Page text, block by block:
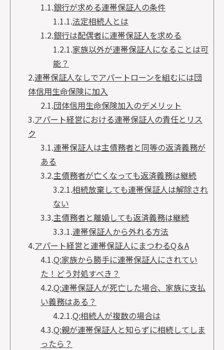
1.1.銀行が求める連帯保証人の条件
1.1.1.法定相続人とは
1.2.銀行は配偶者に連帯保証人を求める
1.2.1.家族以外が連帯保証人になることは可
能？
2.連帯保証人なしでアパートローンを組むには団
体信用生命保険に加入
2.1.団体信用生命保険加入のデメリット
3.アパート経営における連帯保証人の責任とリス
ク
3.1.連帯保証人は主債務者と同等の返済義務が
ある
3.2.主債務者が亡くなっても返済義務は継続
3.2.1.相続放棄しても連帯保証人は解除され
ない
3.3.主債務者と離婚しても返済義務は継続
3.3.1.連帯保証人から外れる方法
4.アパート経営と連帯保証人にまつわるQ＆A
4.1.Q:家族から勝手に連帯保証人にされてい
た！どう対処すべき？
4.2.Q:連帯保証人が死亡した場合、家族に支払
い義務はある？
4.2.1.Q:相続人が複数の場合は
4.3.Q:親が連帯保証人と知らずに相続してしま
ったら？